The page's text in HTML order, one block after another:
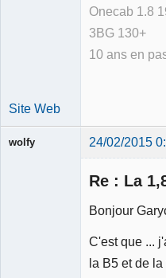
Onecab 1.8
3BG 130+
10 ans en
Site Web
wolfy 24/02/2015
Re : La
Bonjour
C'est que ...
la B5 et de